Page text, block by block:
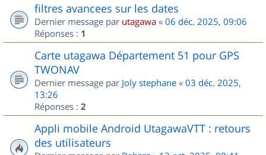
filtres avancees sur les dates
Dernier message par utagawa « 06 déc. 2025, 09:06
Réponses : 1
Carte utagawa Département 51 pour GPS
TWONAV
Dernier message par Joly stephane « 03 déc. 2025,
13:26
Réponses : 2
Appli mobile Android UtagawaVTT : retours
des utilisateurs